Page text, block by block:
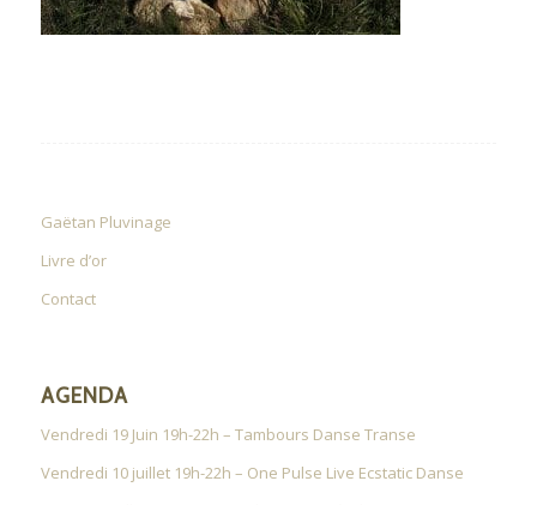
Gaëtan Pluvinage
Livre d’or
Contact
AGENDA
Vendredi 19 Juin 19h-22h – Tambours Danse Transe
Vendredi 10 juillet 19h-22h – One Pulse Live Ecstatic Danse